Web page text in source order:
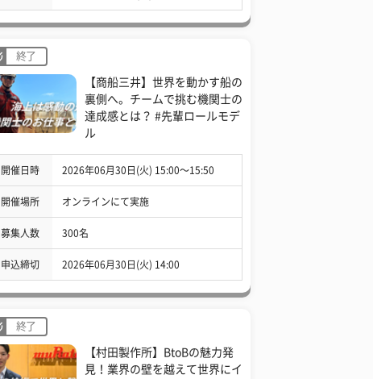
終了
【商船三井】世界を動かす船の
裏側へ。チームで挑む機関士の
達成感とは？ #先輩ロールモデ
ル
開催日時 2026年06月30日(火) 15:00〜15:50
開催場所 オンラインにて実施
募集人数 300名
申込締切 2026年06月30日(火) 14:00
終了
【村田製作所】BtoBの魅力発
見！業界の壁を越えて世界にイ